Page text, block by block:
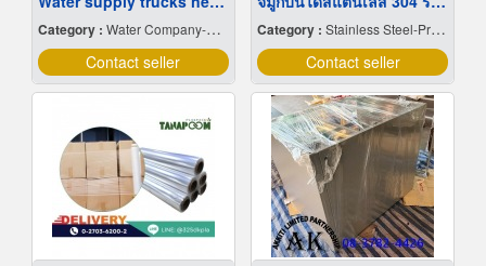
Category : Water Company-Bulk
Contact seller
Category : Stainless Steel-Products
Contact seller